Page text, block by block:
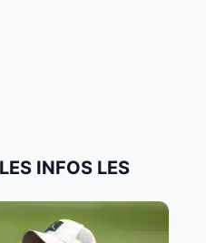
INFOS LES